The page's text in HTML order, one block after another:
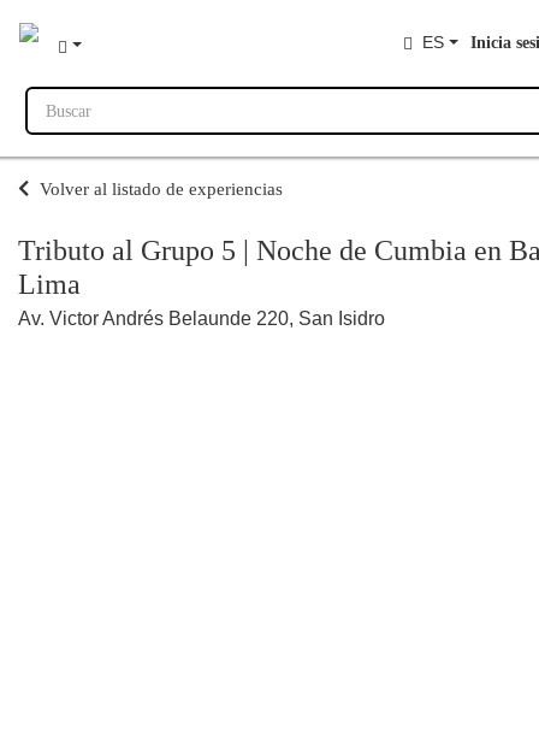
ES Inicia
Buscar
Volver al listado de experiencias
Tributo al Grupo 5 | Noche de Cumbia en
Lima
Av. Victor Andrés Belaunde 220, San Isidro